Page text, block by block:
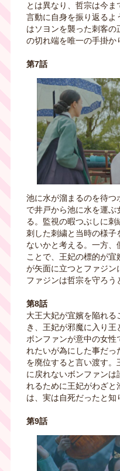
とは異なり、哲宗は今
言動に自身を振り返るよ
はソヨンを襲った刺客
の切れ端を唯一の手掛か
第7話
池に水が溜まるのを待つ
で井戸から池に水を運
る。監視の暇つぶしに
刺した刺繍と当時の様子
ないかと考える。一方
ことで、王妃の標的が
が矢面に立つとファジン
ファジンは哲宗を守ろう
第8話
大王大妃が宜嬪を陥れる
き、王妃が邪魔に入り王
ボンファンが意中の女性
れたいが為にした事だっ
を廃位すると言い渡す
に戻れないボンファン
れるために王妃がわざと
は、実は自死だったと知
第9話